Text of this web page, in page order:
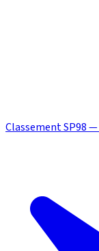
Classement SP98